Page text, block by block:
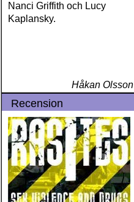
Nanci Griffith och Lucy
Kaplansky.
Håkan Olsson
Recension